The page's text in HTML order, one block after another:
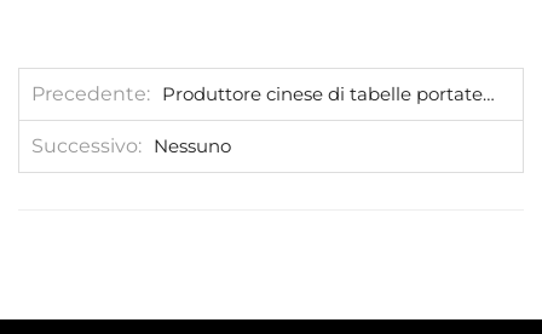
Precedente Produttore cinese di tabelle portate - Contatore di flusso per serbatoio idrico ambientale Regno Unito
Successivo Nessuno